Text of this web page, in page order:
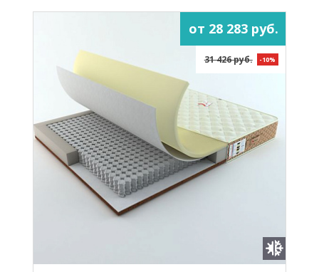
от 28 283 руб.
31 426 руб. -10%